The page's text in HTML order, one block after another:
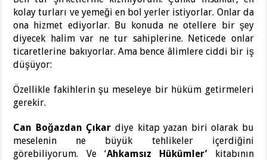
kolay turları ve yemeği en bol yerler istiyorlar. Onlar da
ona hizmet ediyorlar. Bu konuda ne otellere bir şey
diyecek halim var ne tur sahiplerine. Neticede onlar
ticaretlerine bakıyorlar. Ama bence âlimlere ciddi bir iş
düşüyor:
Özellikle fakihlerin şu meseleye bir hüküm getirmeleri
gerekir.
Can Boğazdan Çıkar diye kitap yazan biri olarak bu
meselenin ne büyük tehlikeler içerdiğini
görebiliyorum. Ve ‘Ahkamsız Hükümler’ kitabının